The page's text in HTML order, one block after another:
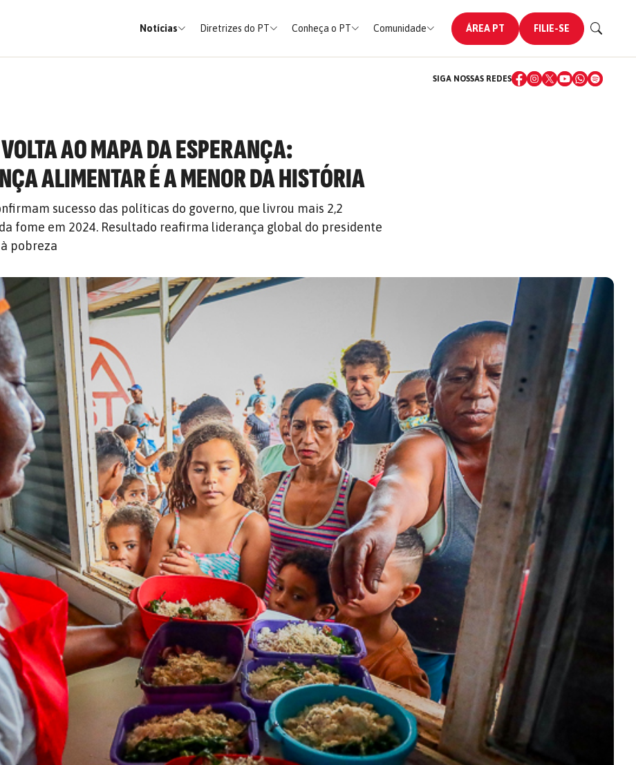
Notícias Diretrizes do PT Conheça o PT Comunidade ÁREA PT FILIE-SE
SIGA NOSSAS REDES
AO MAPA DA ESPERANÇA:
ALIMENTAR É A MENOR DA HISTÓRIA
sucesso das políticas do governo, que livrou mais 2,2
fome em 2024. Resultado reafirma liderança global do presidente
pobreza